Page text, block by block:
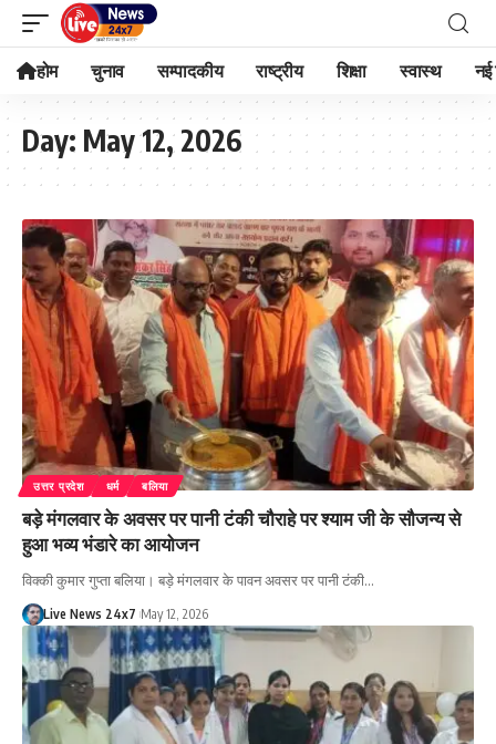
होम चुनाव सम्पादकीय राष्ट्रीय शिक्षा स्वास्थ नई
Day: May 12, 2026
उत्तर प्रदेश धर्म बलिया
बड़े मंगलवार के अवसर पर पानी टंकी चौराहे पर श्याम जी के सौजन्य से
हुआ भव्य भंडारे का आयोजन
विक्की कुमार गुप्ता बलिया। बड़े मंगलवार के पावन अवसर पर पानी टंकी…
Live News 24x7 May 12, 2026